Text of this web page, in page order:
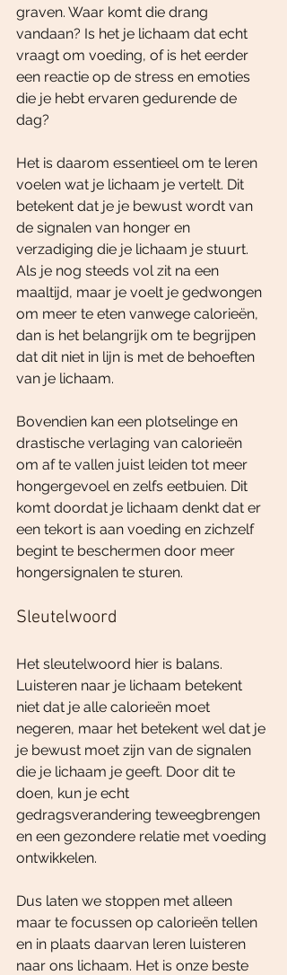
graven. Waar komt die drang
vandaan? Is het je lichaam dat echt
vraagt om voeding, of is het eerder
een reactie op de stress en emoties
die je hebt ervaren gedurende de
dag?
Het is daarom essentieel om te leren
voelen wat je lichaam je vertelt. Dit
betekent dat je je bewust wordt van
de signalen van honger en
verzadiging die je lichaam je stuurt.
Als je nog steeds vol zit na een
maaltijd, maar je voelt je gedwongen
om meer te eten vanwege calorieën,
dan is het belangrijk om te begrijpen
dat dit niet in lijn is met de behoeften
van je lichaam.
Bovendien kan een plotselinge en
drastische verlaging van calorieën
om af te vallen juist leiden tot meer
hongergevoel en zelfs eetbuien. Dit
komt doordat je lichaam denkt dat er
een tekort is aan voeding en zichzelf
begint te beschermen door meer
hongersignalen te sturen.
Sleutelwoord
Het sleutelwoord hier is balans.
Luisteren naar je lichaam betekent
niet dat je alle calorieën moet
negeren, maar het betekent wel dat je
je bewust moet zijn van de signalen
die je lichaam je geeft. Door dit te
doen, kun je echt
gedragsverandering teweegbrengen
en een gezondere relatie met voeding
ontwikkelen.
Dus laten we stoppen met alleen
maar te focussen op calorieën tellen
en in plaats daarvan leren luisteren
naar ons lichaam. Het is onze beste